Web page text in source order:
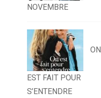
NOVEMBRE
ON
EST FAIT POUR
S’ENTENDRE